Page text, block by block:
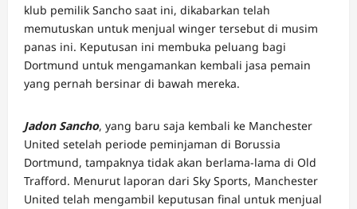
klub pemilik Sancho saat ini, dikabarkan telah
memutuskan untuk menjual winger tersebut di musim
panas ini. Keputusan ini membuka peluang bagi
Dortmund untuk mengamankan kembali jasa pemain
yang pernah bersinar di bawah mereka.
Jadon Sancho, yang baru saja kembali ke Manchester
United setelah periode peminjaman di Borussia
Dortmund, tampaknya tidak akan berlama-lama di Old
Trafford. Menurut laporan dari Sky Sports, Manchester
United telah mengambil keputusan final untuk menjual